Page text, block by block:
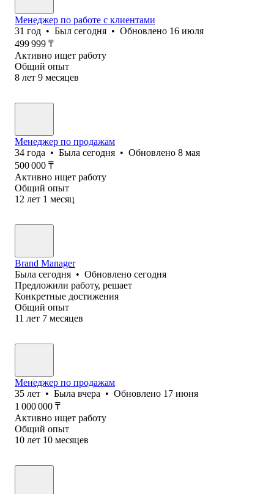
Менеджер по работе с клиентами
31 год • Был сегодня • Обновлено 16 июля
499 999 ₸
Активно ищет работу
Общий опыт
8 лет 9 месяцев
Менеджер по продажам
34 года • Была сегодня • Обновлено 8 мая
500 000 ₸
Активно ищет работу
Общий опыт
12 лет 1 месяц
Brand Manager
Была сегодня • Обновлено сегодня
Предложили работу, решает
Конкретные достижения
Общий опыт
11 лет 7 месяцев
Менеджер по продажам
35 лет • Была вчера • Обновлено 17 июня
1 000 000 ₸
Активно ищет работу
Общий опыт
10 лет 10 месяцев